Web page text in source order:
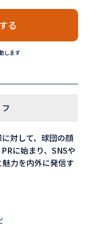
る
します
対して、球団の顔
に始まり、SNSや
力を内外に発信す